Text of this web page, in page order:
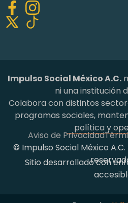
Impulso Social México A.C.
ni una institución
Colabora con distintos
programas sociales,
política y
Aviso de Privacidad
© Impulso Social México
Sitio desarrollado con